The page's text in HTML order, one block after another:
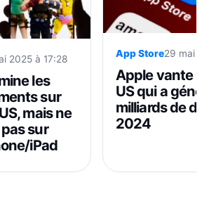
2025 à 17:28
les
sur
mais ne
sur
iPad
App Store29 mai
Apple vante
US qui a
milliards de
2024